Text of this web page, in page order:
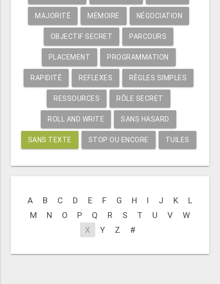
MAJORITÉ MÉMOIRE NÉGOCIATION
OBJECTIF SECRET PARCOURS
PLACEMENT PROGRAMMATION
RAPIDITÉ REFLEXES RÈGLES SIMPLES
RESSOURCES RÔLE SECRET
ROLL AND WRITE SANS HASARD
SANS TEXTE STOP OU ENCORE TUILES
A B C D E F G H I J K
L
M
N O P Q R S T U V
W
X
Y Z #